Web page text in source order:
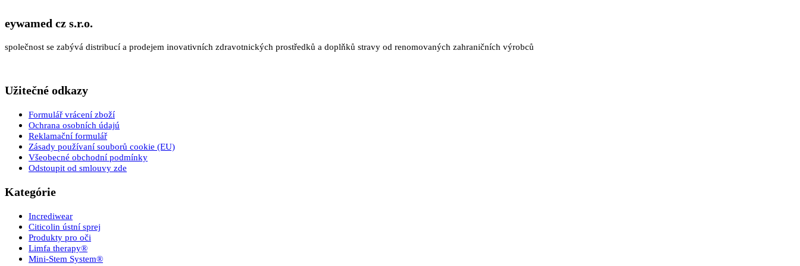
eywamed cz s.r.o.
společnost se zabývá distribucí a prodejem inovativních zdravotnických prostředků a doplňků stravy od renomovaných zahraničních výrobců
Užitečné odkazy
Formulář vrácení zboží
Ochrana osobních údajú
Reklamační formulář
Zásady používaní souborů cookie (EU)
Všeobecné obchodní podmínky
Odstoupit od smlouvy zde
Kategórie
Incrediwear
Citicolin ústní sprej
Produkty pro oči
Limfa therapy®
Mini-Stem System®